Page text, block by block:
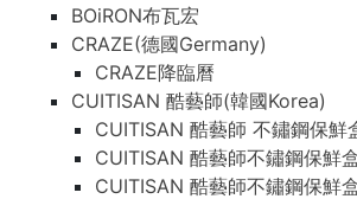
BOiRON布瓦宏
CRAZE(德國Germany)
CRAZE降臨曆
CUITISAN 酷藝師(韓國Korea)
CUITISAN 酷藝師 不鏽鋼保鮮
CUITISAN 酷藝師不鏽鋼保鮮
CUITISAN 酷藝師不鏽鋼保鮮